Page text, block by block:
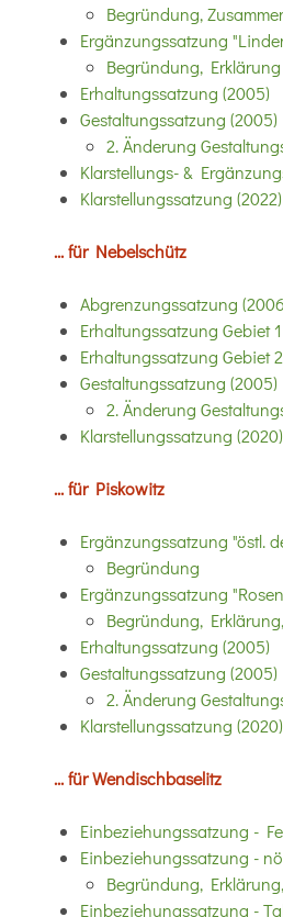
Begründung,
Ergänzungssatzung
Begründung,
Erhaltungssatzung (2005)
Gestaltungssatzung (2005)
2. Änderung
Klarstellungs- &
Klarstellungssatzung (2022)
... für Nebelschütz
Abgrenzungssatzung
Erhaltungssatzung Gebiet
Erhaltungssatzung Gebiet
Gestaltungssatzung (2005)
2. Änderung
Klarstellungssatzung (2020)
... für Piskowitz
Ergänzungssatzung "östl.
Begründung
Ergänzungssatzung
Begründung,
Erhaltungssatzung (2005)
Gestaltungssatzung (2005)
2. Änderung
Klarstellungssatzung (2020)
... für Wendischbaselitz
Einbeziehungssatzung -
Einbeziehungssatzung -
Begründung,
Einbeziehungssatzung -